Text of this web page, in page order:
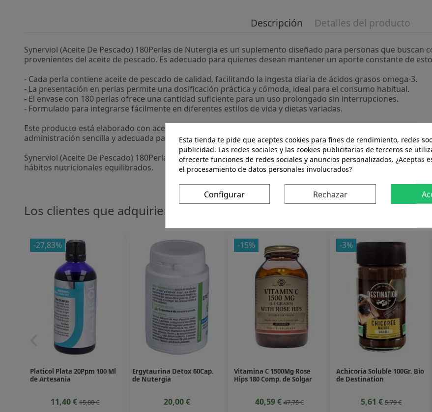
Descripción Detalles del producto
Synerviol (Aceite De Pescado) 180Perlas de Nutergia es un suplemento diseñado para personas que buscan
provenientes del aceite de pescado. Es adecuado para quienes desean mantener un aporte constante de
- Cada perla contiene aceite de pescado de calidad, facilitando la ingesta diaria de ácidos grasos omega-3.
- La presentación en perlas permite una dosificación práctica y cómoda, ideal para el consumo habitual.
- El envase con 180 perlas ofrece una cantidad suficiente para un uso prolongado sin interrupciones.
- Formulado para integrarse fácilmente en diferentes estilos de vida y dietas variadas.
Este producto está elaborado con aceite de pescado cuidadosamente procesado para preservar sus
administración sencilla y adecuada para quienes prefieren suplementos en esta presentación.
Synerviol (Aceite De Pescado) 180Perlas de Nutergia proporciona una forma accesible de incorporar ácidos
hábitos nutricionales equilibrados.
Los clientes que adquirieron este producto también compraron:
-27,83%
Platicol Plata 20Ppm 100 Ml
de Artesania
11,40 €15,80 €
Ergytaurina Detox 60Cap.
de Nutergia
20,00 €
-15%
Vitamina C 1500Mg Rose
Hips 180 Comp. de Solgar
40,59 €47,75 €
-3%
Achicoria Soluble 100Gr. Bio
de Destination
5,61 €5,79 €
Esta tienda te pide que aceptes cookies para fines de rendimiento, redes
publicidad. Las redes sociales y las cookies publicitarias de terceros se
ofrecerte funciones de redes sociales y anuncios personalizados. ¿Aceptas
el procesamiento de datos personales involucrados?
Configurar Rechazar